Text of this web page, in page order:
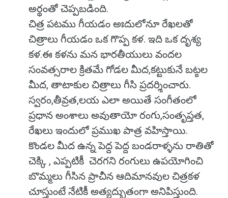
అర్థంతో చెప్పబడింది.
చిత్ర పటము గీయడం అఃదులోనూ రేఖలతో
చిత్రాలు గీయడం ఒక గొప్ప కళ. ఇది ఒక దృశ్య
కళ.ఈ కళను మన భారతీయులు వందల
సంవత్సరాల క్రితమే గోడల మీద,కట్టుకునే బట్ఠల
మీద, తాటాకుల చిత్రాలు గీసి ప్రదర్శించారు.
స్వరం,తీవ్రత,లయ ఎలా అయితే సంగీతంలో
ప్రధాన అంశాలు అవుతాయో రంగు,సంతృప్తత,
రేఖలు ఇందులో ప్రముఖ పాత్ర వహిస్తాయి.
కొండల మీద ఉన్న పెద్ద పెద్ద బండరాళ్ళను రాతితో
చెక్కి , ఎప్పటికీ చెరగని రంగులు ఉపయోగించి
బొమ్మలు గీసిన ప్రాచీన ఆదిమానవుల చిత్రకళ
చూస్తుంటే నేటికీ అత్యద్భుతంగా అనిపిస్తుంది.